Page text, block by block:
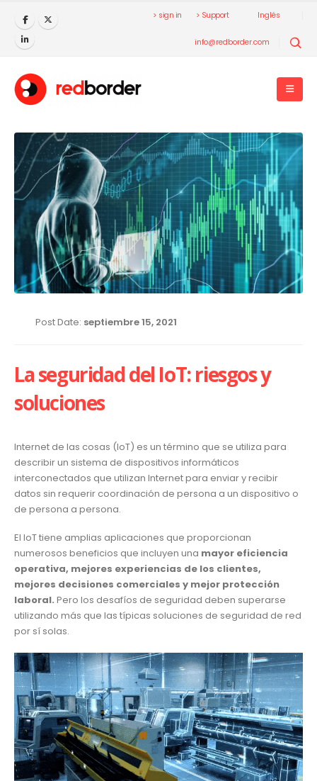
> sign in > Support Inglés
info@redborder.com
Post Date: septiembre 15, 2021
La seguridad del IoT: riesgos y
soluciones
Internet de las cosas (IoT) es un término que se utiliza para
describir un sistema de dispositivos informáticos
interconectados que utilizan Internet para enviar y recibir
datos sin requerir coordinación de persona a un dispositivo o
de persona a persona.
El IoT tiene amplias aplicaciones que proporcionan
numerosos beneficios que incluyen una mayor eficiencia
operativa, mejores experiencias de los clientes,
mejores decisiones comerciales y mejor protección
laboral. Pero los desafíos de seguridad deben superarse
utilizando más que las típicas soluciones de seguridad de red
por sí solas.